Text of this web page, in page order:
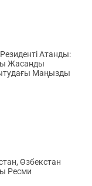
Атанды:
Жасанды
Маңызды
Өзбекстан
Ресми